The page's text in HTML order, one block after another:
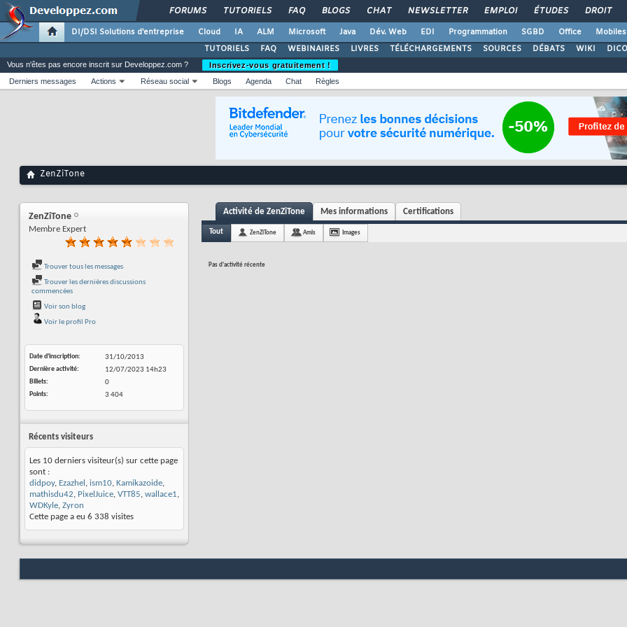
FORUMS TUTORIELS FAQ BLOGS CHAT NEWSLETTER EMPLOI ÉTUDES DROIT
DI/DSI Solutions d'entreprise Cloud IA ALM Microsoft Java Dév. Web EDI Programmation SGBD Office Mobiles
TUTORIELS
FAQ WEBINAIRES LIVRES TÉLÉCHARGEMENTS SOURCES DÉBATS WIKI DICO
Vous n'êtes pas encore inscrit sur Developpez.com ?
Inscrivez-vous gratuitement !
Derniers messages
Actions Réseau social Blogs Agenda Chat Règles
ZenZiTone
ZenZiTone
Membre Expert
Trouver tous les messages
Trouver les dernières discussions
commencées
Voir son blog
Voir le profil Pro
Date d'inscription
31/10/2013
Dernière activité
12/07/2023 14h23
Billets
0
Points
3 404
Récents visiteurs
Les 10 derniers visiteur(s) sur cette page
sont :
didpoy, Ezazhel , ism10, Kamikazoide,
mathisdu42, PixelJuice, VTT85, wallace1,
WDKyle, Zyron
Cette page a eu 6 338 visites
Activité de ZenZiTone Mes informations Certifications
Tout ZenZiTone Amis Images
Pas d'activité récente